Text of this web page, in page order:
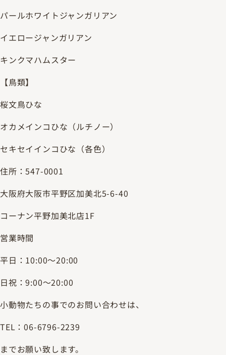
パールホワイトジャンガリアン
イエロージャンガリアン
キンクマハムスター
【鳥類】
桜文鳥ひな
オカメインコひな（ルチノー）
セキセイインコひな（各色）
住所：547-0001
大阪府大阪市平野区加美北5-6-40
コーナン平野加美北店1F
営業時間
平日：10:00～20:00
日祝：9:00～20:00
小動物たちの事でのお問い合わせは、
TEL：06-6796-2239
までお願い致します。